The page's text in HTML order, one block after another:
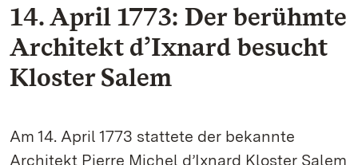
14. April 1773: Der berühmte
Architekt d’Ixnard besucht
Kloster Salem
Am 14. April 1773 stattete der bekannte
Architekt Pierre Michel d’Ixnard Kloster Salem